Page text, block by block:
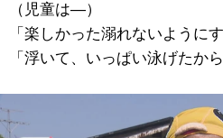
（児童は―）
「楽しかった溺れないようにす
「浮いて、いっぱい泳げたか